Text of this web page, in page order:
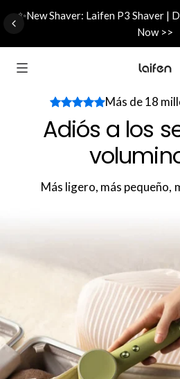
✨New Shaver: Laifen P3 Shaver |
Now >>
Más de 18
Adiós a los
Más ligero, más pequeño,